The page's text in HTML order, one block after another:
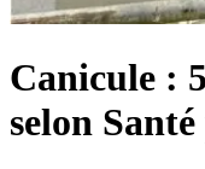
Canicule :
selon